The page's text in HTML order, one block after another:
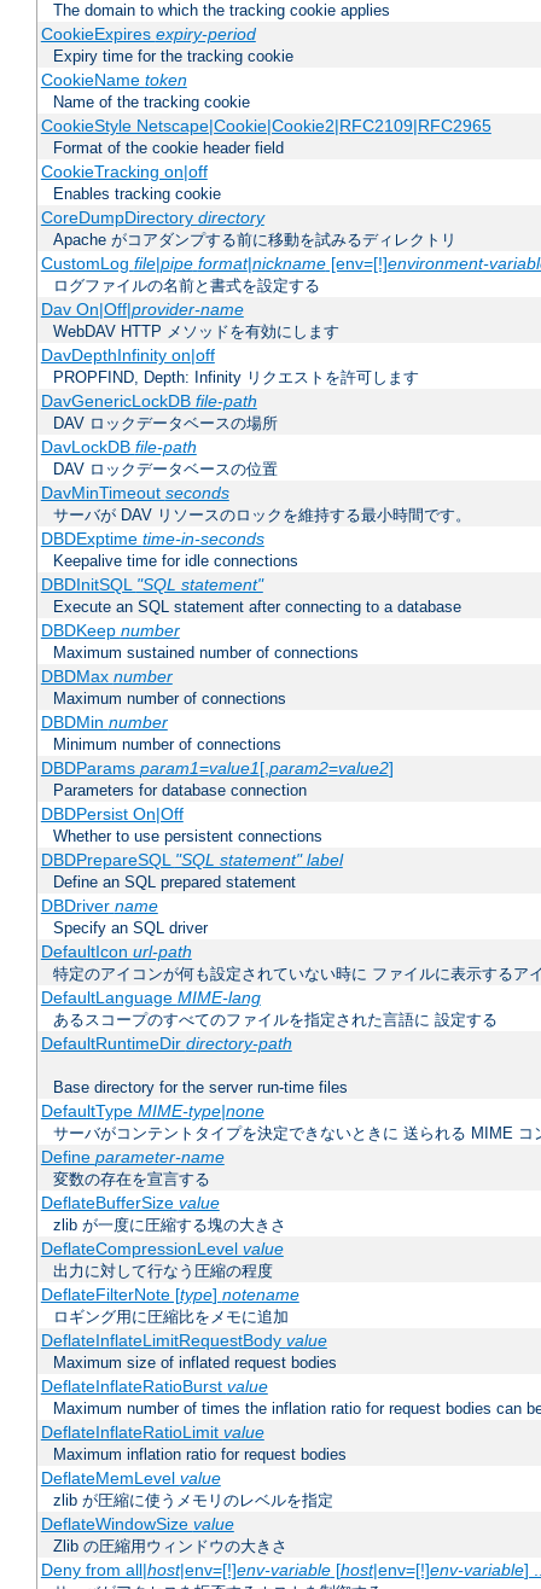
The domain to which the tracking cookie applies
CookieExpires expiry-period
Expiry time for the tracking cookie
CookieName token
Name of the tracking cookie
CookieStyle Netscape|Cookie|Cookie2|RFC2109|RFC2965
Format of the cookie header field
CookieTracking on|off
Enables tracking cookie
CoreDumpDirectory directory
Apache がコアダンプする前に移動を試みるディレクトリ
CustomLog file|pipe format|nickname[env=[!]environment-
ログファイルの名前と書式を設定する
Dav On|Off|provider-name
WebDAV HTTP メソッドを有効にします
DavDepthInfinity on|off
PROPFIND, Depth: Infinity リクエストを許可します
DavGenericLockDB file-path
DAV ロックデータベースの場所
DavLockDB file-path
DAV ロックデータベースの位置
DavMinTimeout seconds
サーバが DAV リソースのロックを維持する最小時間です。
DBDExptime time-in-seconds
Keepalive time for idle connections
DBDInitSQL "SQL statement"
Execute an SQL statement after connecting to a database
DBDKeep number
Maximum sustained number of connections
DBDMax number
Maximum number of connections
DBDMin number
Minimum number of connections
DBDParams param1=value1[,param2=value2]
Parameters for database connection
DBDPersist On|Off
Whether to use persistent connections
DBDPrepareSQL "SQL statement" label
Define an SQL prepared statement
DBDriver name
Specify an SQL driver
DefaultIcon url-path
特定のアイコンが何も設定されていない時に ファイルに表示するア
DefaultLanguage MIME-lang
あるスコープのすべてのファイルを指定された言語に 設定する
DefaultRuntimeDir directory-path
Base directory for the server run-time files
DefaultType MIME-type|none
サーバがコンテントタイプを決定できないときに 送られる MIME コ
Define parameter-name
変数の存在を宣言する
DeflateBufferSize value
zlib が一度に圧縮する塊の大きさ
DeflateCompressionLevel value
出力に対して行なう圧縮の程度
DeflateFilterNote [type] notename
ロギング用に圧縮比をメモに追加
DeflateInflateLimitRequestBody value
Maximum size of inflated request bodies
DeflateInflateRatioBurst value
Maximum number of times the inflation ratio for request bodies can
DeflateInflateRatioLimit value
Maximum inflation ratio for request bodies
DeflateMemLevel value
zlib が圧縮に使うメモリのレベルを指定
DeflateWindowSize value
Zlib の圧縮用ウィンドウの大きさ
Deny from all|host|env=[!]env-variable[host|env=[!]env-variable]